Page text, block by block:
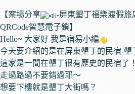
【案場分享 -屏東墾丁福樂渡假旅
QRCode智慧電子鎖】
Hello~ 大家好 我是宿易小編
今天要介紹的是在屏東墾丁的民宿-墾
這家是一間在墾丁很有歷史的民宿了！
走過路過不要錯過耶～
想要下樓就是墾丁大街嗎？